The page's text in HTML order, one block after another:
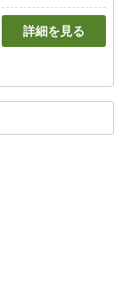
詳細を見る